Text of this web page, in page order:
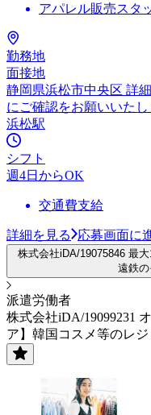
アパレル販売スタ
勤務地
面接地
静岡県浜松市中央区 詳
にご確認をお願いいたし
浜松駅
シフト
週4日からOK
交通費支給
詳細を見る 応募画面に
株式会社iDA/19075846 最
遠鉄
派遣労働者
株式会社iDA/19099231
ア】韓国コスメ等のレジ